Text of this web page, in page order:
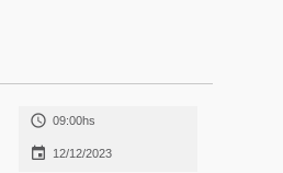
 09:00hs
 12/12/2023